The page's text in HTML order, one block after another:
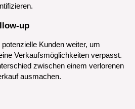
up
Kunden weiter, um
Verkaufsmöglichkeiten verpasst.
zwischen einem verlorenen
ausmachen.